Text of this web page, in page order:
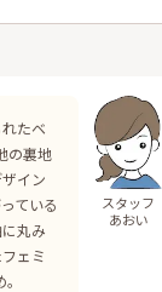
たベ
の裏地
イン
ている
丸み
ェミ
スタッフ
あおい